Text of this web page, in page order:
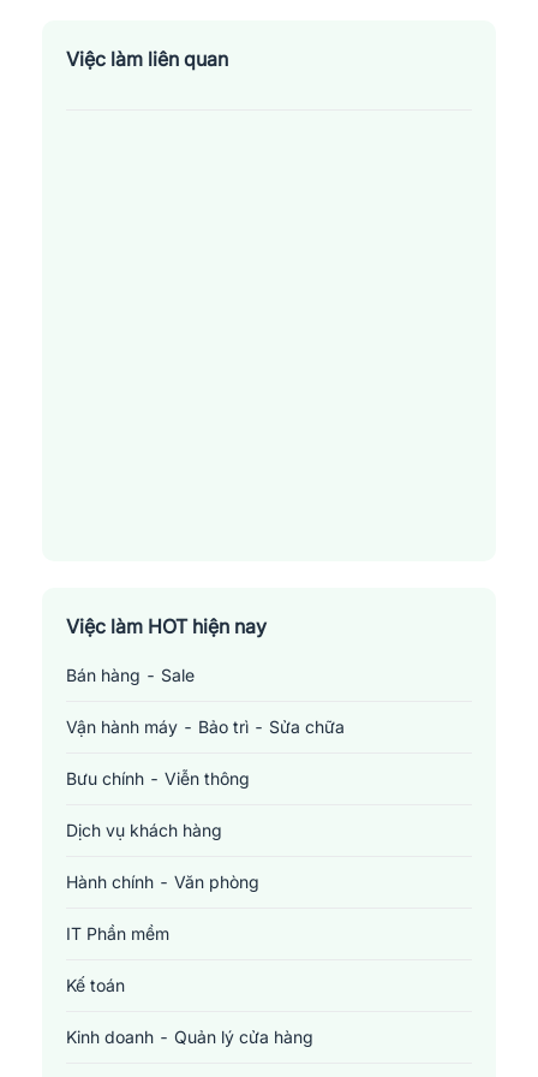
Việc làm liên quan
Việc làm HOT hiện nay
Bán hàng - Sale
Vận hành máy - Bảo trì - Sửa chữa
Bưu chính - Viễn thông
Dịch vụ khách hàng
Hành chính - Văn phòng
IT Phần mềm
Kế toán
Kinh doanh - Quản lý cửa hàng